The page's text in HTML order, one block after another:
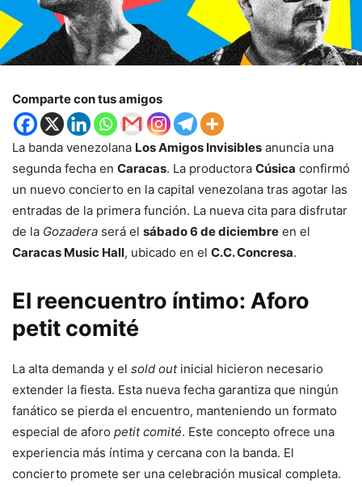
Comparte con tus amigos
La banda venezolana Los Amigos Invisibles anuncia una
segunda fecha en Caracas. La productora Cúsica confirmó
un nuevo concierto en la capital venezolana tras agotar las
entradas de la primera función. La nueva cita para disfrutar
de la Gozadera será el sábado 6 de diciembre en el
Caracas Music Hall, ubicado en el C.C. Concresa.
El reencuentro íntimo: Aforo
petit comité
La alta demanda y el sold outinicial hicieron necesario
extender la fiesta. Esta nueva fecha garantiza que ningún
fanático se pierda el encuentro, manteniendo un formato
especial de aforo petit comité. Este concepto ofrece una
experiencia más íntima y cercana con la banda. El
concierto promete ser una celebración musical completa.